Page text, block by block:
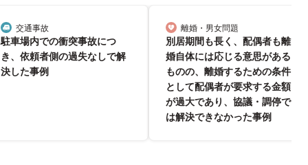
交通事故
分野
駐車場内での衝突事故につ
き、依頼者側の過失なしで解
決した事例
離婚・男女問題
分野
別居期間も長く、配偶者も離
婚自体には応じる意思がある
ものの、離婚するための条件
として配偶者が要求する金額
が過大であり、協議・調停で
は解決できなかった事例